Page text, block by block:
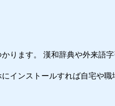
ります。 漢和辞典や外来語
インストールすれば自宅や職